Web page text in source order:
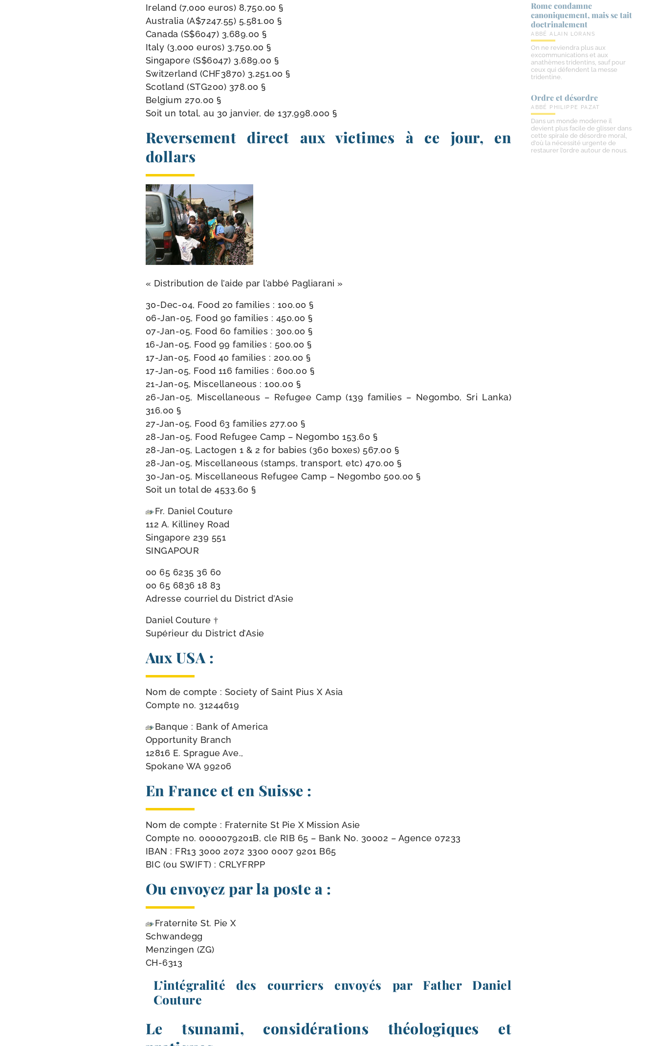
Ireland (7,000 euros) 8,750.00 §
Australia (A$7247.55) 5,581.00 §
Canada (S$6047) 3,689.00 §
Italy (3,000 euros) 3,750.00 §
Singapore (S$6047) 3,689.00 §
Switzerland (CHF3870) 3,251.00 §
Scotland (STG200) 378.00 §
Belgium 270.00 §
Soit un total, au 30 jan­vier, de 137,998.000 §
Reversement direct aux victimes à ce jour, en
dollars
« Distribution de l’aide par l’ab­bé Pagliarani »
30-​Dec-​04, Food 20 fami­lies : 100.00 §
06-​Jan-​05, Food 90 fami­lies : 450.00 §
07-​Jan-​05, Food 60 fami­lies : 300.00 §
16-​Jan-​05, Food 99 fami­lies : 500.00 §
17-​Jan-​05, Food 40 fami­lies : 200.00 §
17-​Jan-​05, Food 116 fami­lies : 600.00 §
21-​Jan-​05, Miscellaneous : 100.00 §
26-​Jan-​05, Miscellaneous – Refugee Camp (139 fami­lies – Negombo, Sri Lanka)
316.00 §
27-​Jan-​05, Food 63 fami­lies 277.00 §
28-​Jan-​05, Food Refugee Camp – Negombo 153.60 §
28-​Jan-​05, Lactogen 1 & 2 for babies (360 boxes) 567.00 §
28-​Jan-​05, Miscellaneous (stamps, trans­port, etc) 470.00 §
30-​Jan-​05, Miscellaneous Refugee Camp – Negombo 500.00 §
Soit un total de 4533.60 §
Fr. Daniel Couture
112 A. Killiney Road
Singapore 239 551
SINGAPOUR
00 65 6235 36 60
00 65 6836 18 83
Adresse cour­riel du District d’Asie
Daniel Couture †
Supérieur du District d’Asie
Aux USA :
Nom de compte : Society of Saint Pius X Asia
Compte no. 31244619
Banque : Bank of America
Opportunity Branch
12816 E. Sprague Ave.,
Spokane WA 99206
En France et en Suisse :
Nom de compte : Fraternite St Pie X Mission Asie
Compte no. 0000079201B, cle RIB 65 – Bank No. 30002 – Agence 07233
IBAN : FR13 3000 2072 3300 0007 9201 B65
BIC (ou SWIFT) : CRLYFRPP
Ou envoyez par la poste a :
Fraternite St. Pie X
Schwandegg
Menzingen (ZG)
CH-6313
L’intégralité des courriers envoyés par Father Daniel
Couture
Le tsunami, considérations théologiques et
Rome condamne
canoniquement, mais se tait
doctrinalement
ABBÉ ALAIN LORANS
On ne reviendra plus aux
excommunications et aux
anathèmes tridentins, sauf pour
ceux qui défendent la messe
tridentine.
Ordre et désordre
ABBÉ PHILIPPE PAZAT
Dans un monde moderne il
devient plus facile de glisser dans
cette spirale de désordre moral,
d’où la nécessité urgente de
restaurer l’ordre autour de nous.